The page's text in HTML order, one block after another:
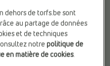
Fermeture:Boucle
Hauteur de talon: Plat (0 - 2
cm)
Matière:Simili cuir
dehors de torfs.be sont
au partage de données
et de techniques
notrepolitique de
en matière de cookies.